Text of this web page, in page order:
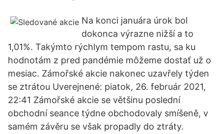
Na konci januára úrok bol
dokonca výrazne nižší a to
1,01%. Takýmto rýchlym tempom rastu, sa ku
hodnotám z pred pandémie môžeme dostať už o
mesiac. Zámořské akcie nakonec uzavřely týden
se ztrátou Uverejnené: piatok, 26. február 2021,
22:41 Zámořské akcie se většinu poslední
obchodní seance týdne obchodovaly smíšeně, v
samém závěru se však propadly do ztráty.